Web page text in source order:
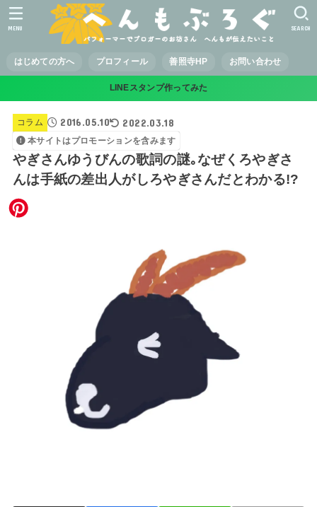
はじめての方へ プロフィール 善照寺HP お問い合わせ
SEARCH
MENU
LINEスタンプ作ってみた
コラム 2016.05.10 2022.03.18
本サイトはプロモーションを含みます
やぎさんゆうびんの歌詞の謎｡なぜくろやぎさ
んは手紙の差出人がしろやぎさんだとわかる!?